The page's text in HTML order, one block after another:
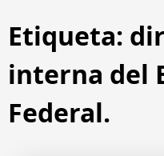
Etiqueta:
interna del
Federal.